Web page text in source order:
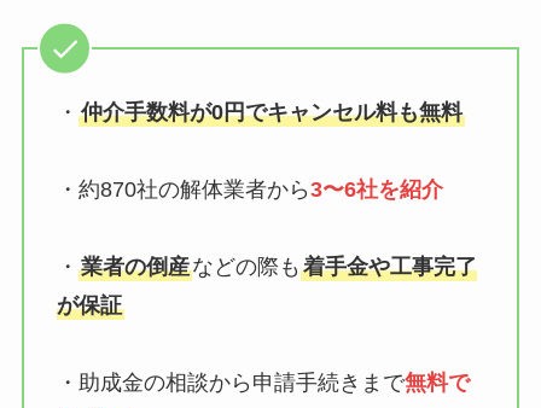
・ 仲介手数料が0円でキャンセル料も無料
・約870社の解体業者から3〜6社を紹介
・ 業者の倒産などの際も 着手金や工事完了
が保証
・助成金の相談から申請手続きまで無料で